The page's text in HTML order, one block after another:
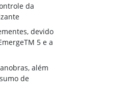
da
devido
5 e a
além
de